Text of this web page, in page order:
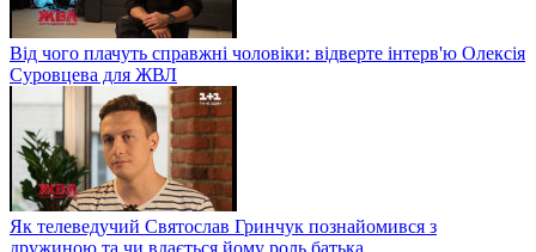
Від чого плачуть справжні чоловіки: відверте інтерв'ю Олексія
Суровцева для ЖВЛ
Як телеведучий Святослав Гринчук познайомився з
дружиною та чи вдається йому роль батька